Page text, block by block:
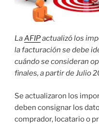
LaAFIPactualizó los
la facturación se debe
cuándo se consideran
finales, a partir de Julio
Se actualizaron los
deben consignar los
comprador, locatario o